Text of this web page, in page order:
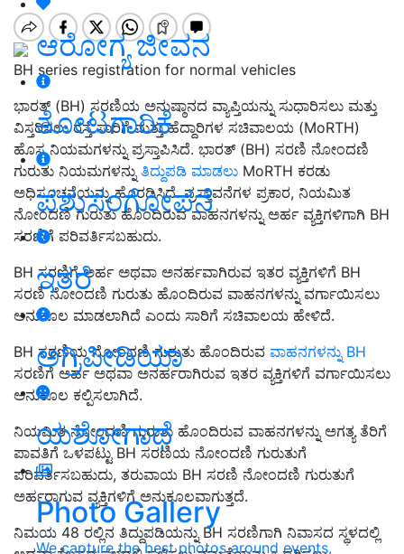
ಆರೋಗ್ಯ ಜೀವನ
ತೋಟಗಾರಿಕೆ
ಪಶುಸಂಗೋಪನೆ
ಇತರೆ
ಅಗ್ರಿಪೀಡಿಯಾ
ಯಶೋಗಾಥೆ
Photo Gallery
We capture the best photos around events,
BH series registration for normal vehicles
ಭಾರತ್ (BH) ಸರಣಿಯ ಅನುಷ್ಠಾನದ ವ್ಯಾಪ್ತಿಯನ್ನು ಸುಧಾರಿಸಲು ಮತ್ತು
ವಿಸ್ತರಿಸಲು ರಸ್ತೆ ಸಾರಿಗೆ ಮತ್ತು ಹೆದ್ದಾರಿಗಳ ಸಚಿವಾಲಯ (MoRTH)
ಹೊಸ ನಿಯಮಗಳನ್ನು ಪ್ರಸ್ತಾಪಿಸಿದೆ. ಭಾರತ್ (BH) ಸರಣಿ ನೋಂದಣಿ
ಗುರುತು ನಿಯಮಗಳನ್ನು ತಿದ್ದುಪಡಿ ಮಾಡಲು MoRTH ಕರಡು
ಅಧಿಸೂಚನೆಯನ್ನು ಹೊರಡಿಸಿದೆ. ಪ್ರಸ್ತಾವನೆಗಳ ಪ್ರಕಾರ, ನಿಯಮಿತ
ನೋಂದಣಿ ಗುರುತು ಹೊಂದಿರುವ ವಾಹನಗಳನ್ನು ಅರ್ಹ ವ್ಯಕ್ತಿಗಳಿಗಾಗಿ BH
ಸರಣಿಗೆ ಪರಿವರ್ತಿಸಬಹುದು.
BH ಸರಣಿಗೆ ಅರ್ಹ ಅಥವಾ ಅನರ್ಹವಾಗಿರುವ ಇತರ ವ್ಯಕ್ತಿಗಳಿಗೆ BH
ಸರಣಿ ನೋಂದಣಿ ಗುರುತು ಹೊಂದಿರುವ ವಾಹನಗಳನ್ನು ವರ್ಗಾಯಿಸಲು
ಅನುಕೂಲ ಮಾಡಲಾಗಿದೆ ಎಂದು ಸಾರಿಗೆ ಸಚಿವಾಲಯ ಹೇಳಿದೆ.
BH ಸರಣಿಯ ನೋಂದಣಿ ಗುರುತು ಹೊಂದಿರುವ ವಾಹನಗಳನ್ನು BH
ಸರಣಿಗೆ ಅರ್ಹ ಅಥವಾ ಅನರ್ಹರಾಗಿರುವ ಇತರ ವ್ಯಕ್ತಿಗಳಿಗೆ ವರ್ಗಾಯಿಸಲು
ಅನುಕೂಲ ಕಲ್ಪಿಸಲಾಗಿದೆ.
ನಿಯಮಿತ ನೋಂದಣಿ ಗುರುತು ಹೊಂದಿರುವ ವಾಹನಗಳನ್ನು ಅಗತ್ಯ ತೆರಿಗೆ
ಪಾವತಿಗೆ ಒಳಪಟ್ಟು BH ಸರಣಿಯ ನೋಂದಣಿ ಗುರುತುಗೆ
ಪರಿವರ್ತಿಸಬಹುದು, ತರುವಾಯ BH ಸರಣಿ ನೋಂದಣಿ ಗುರುತುಗೆ
ಅರ್ಹರಾಗುವ ವ್ಯಕ್ತಿಗಳಿಗೆ ಅನುಕೂಲವಾಗುತ್ತದೆ.
ನಿಮಯ 48 ರಲ್ಲಿನ ತಿದ್ದುಪಡಿಯನ್ನು BH ಸರಣಿಗಾಗಿ ನಿವಾಸದ ಸ್ಥಳದಲ್ಲಿ